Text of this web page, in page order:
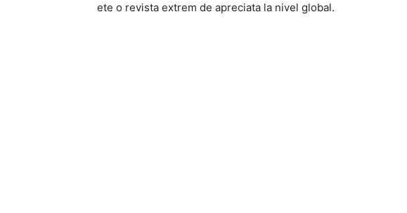
ete o revista extrem de apreciata la nivel global.